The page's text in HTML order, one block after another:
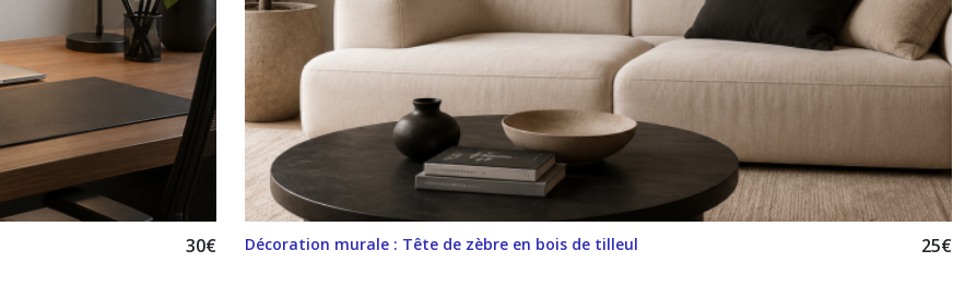
30€ Décoration murale : Tête de zèbre en bois de tilleul 25€